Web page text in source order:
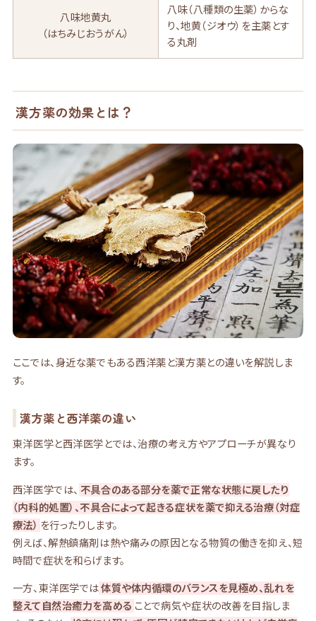
八味地黄丸
（はちみじおうがん）
八味（八種類の生薬）からな
り、地黄（ジオウ）を主薬とす
る丸剤
漢方薬の効果とは？
ここでは、身近な薬でもある西洋薬と漢方薬との違いを解説しま
す。
漢方薬と西洋薬の違い
東洋医学と西洋医学とでは、治療の考え方やアプローチが異なり
ます。
西洋医学では、 不具合のある部分を薬で正常な状態に戻したり
（内科的処置）、不具合によって起きる症状を薬で抑える治療（対症
療法） を行ったりします。
例えば、解熱鎮痛剤は熱や痛みの原因となる物質の働きを抑え、短
時間で症状を和らげます。
一方、東洋医学では体質や体内循環のバランスを見極め、乱れを
整えて自然治癒力を高める ことで病気や症状の改善を目指しま